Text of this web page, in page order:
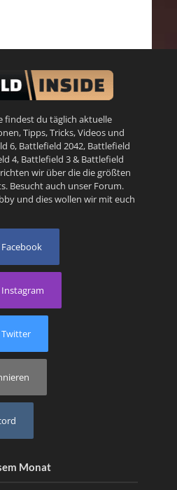
findest du täglich aktuelle
Tipps, Tricks, Videos und
6, Battlefield 2042, Battlefield
4, Battlefield 3& Battlefield
wir über die die größten
Besucht auch unser Forum.
und dies wollen wir mit euch
Twitter
Monat